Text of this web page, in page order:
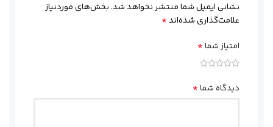
نشانی ایمیل شما منتشر نخواهد شد.بخش‌های موردنیاز
علامت‌گذاری شده‌اند*
امتیاز شما*
دیدگاه شما*